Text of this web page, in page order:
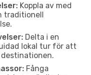
Koppla av med
traditionell
Delta i en
lokal tur för att
Fånga